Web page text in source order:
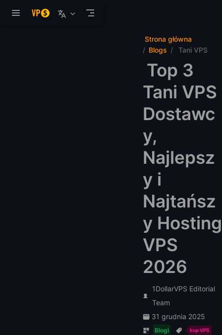
Strona główna
Blogs
Tani VPS
Top 3
Tani VPS
Dostawc
y,
Najlepsz
y i
Najtańsz
y Hosting
VPS
2026
1DollarVPS Editorial
Team
31 grudnia 2025
Blogi kup VPS